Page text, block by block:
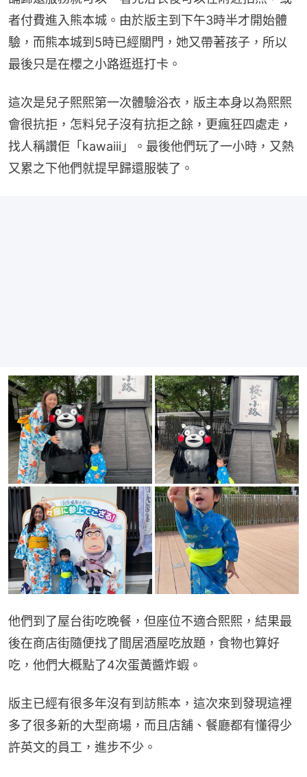
者付費進入熊本城。由於版主到下午3時半才開始體
驗，而熊本城到5時已經關門，她又帶著孩子，所以
最後只是在櫻之小路逛逛打卡。
這次是兒子熙熙第一次體驗浴衣，版主本身以為熙熙
會很抗拒，怎料兒子沒有抗拒之餘，更瘋狂四處走，
找人稱讚佢「kawaiii」。最後他們玩了一小時，又熱
又累之下他們就提早歸還服裝了。
他們到了屋台街吃晚餐，但座位不適合熙熙，結果最
後在商店街隨便找了間居酒屋吃放題，食物也算好
吃，他們大概點了4次蛋黃醬炸蝦。
版主已經有很多年沒有到訪熊本，這次來到發現這裡
多了很多新的大型商場，而且店舖、餐廳都有懂得少
許英文的員工，進步不少。